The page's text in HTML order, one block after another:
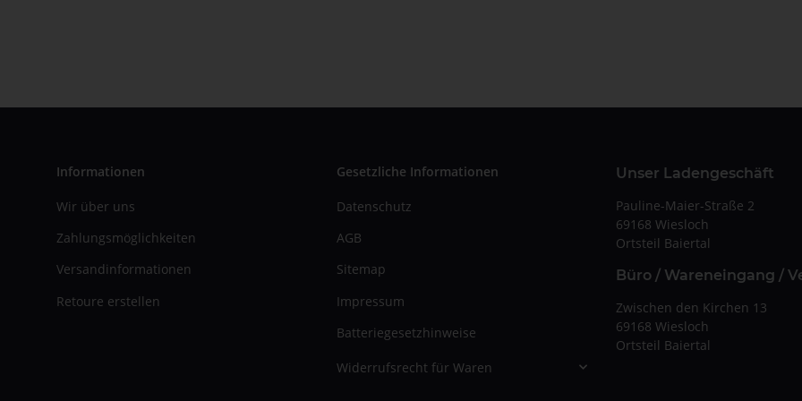
Informationen
Wir über uns
Zahlungsmöglichkeiten
Versandinformationen
Retoure erstellen
Gesetzliche Informationen
Datenschutz
AGB
Sitemap
Impressum
Batteriegesetzhinweise
Widerrufsrecht für Waren
Unser Ladengeschäft
Pauline-Maier-Straße 2
69168 Wiesloch
Ortsteil Baiertal
Büro / Wareneingang /
Zwischen den Kirchen 13
69168 Wiesloch
Ortsteil Baiertal